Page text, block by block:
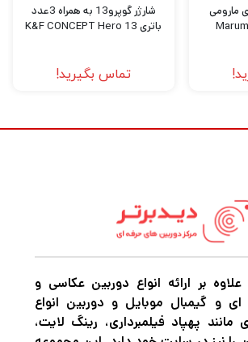
مارومی
شارژر گوپرو13 به همراه 3عدد
باتری K&F CONCEPT Hero 13
تماس بگیرید!
علاوه بر ارائه انواع دوربین عکاسی و
ای و گیمبال موبایل و دوربین انواع
پهپاد فیلمبرداری، رینگ لایت،